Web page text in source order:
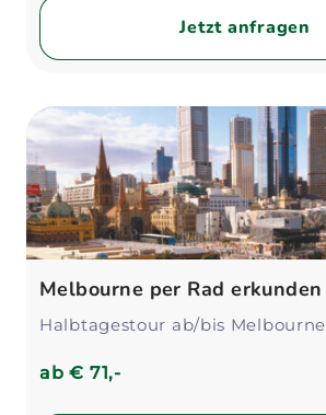
Jetzt anfragen
Melbourne per Rad erkunden
Halbtagestour ab/bis Melbourne
ab€ 71,-